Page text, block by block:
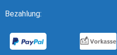
Bezahlung: